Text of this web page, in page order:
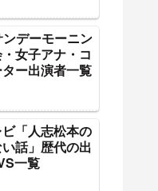
デーモーニン
女子アナ・コ
ー出演者一覧
「人志松本の
話」歴代の出
一覧